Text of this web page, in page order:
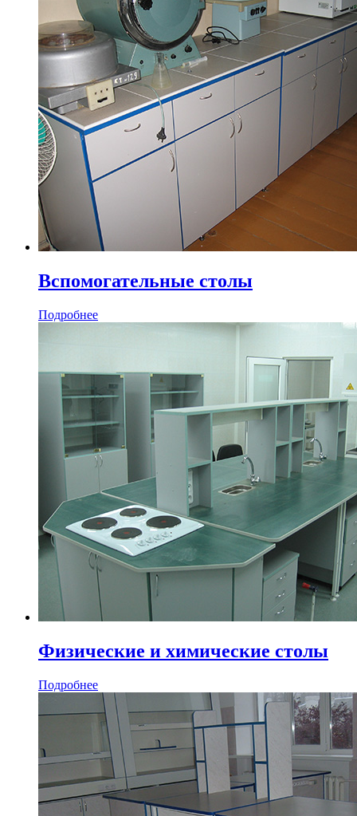
Вспомогательные столы
Подробнее
Физические и химические столы
Подробнее